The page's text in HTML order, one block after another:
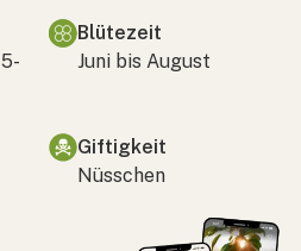
Blütezeit
Juni bis August
Giftigkeit
Nüsschen